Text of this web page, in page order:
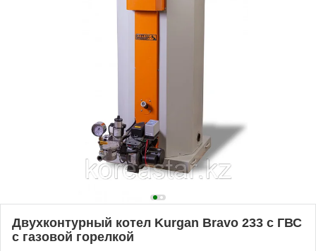
Двухконтурный котел Kurgan Bravo 233 с ГВС
с газовой горелкой